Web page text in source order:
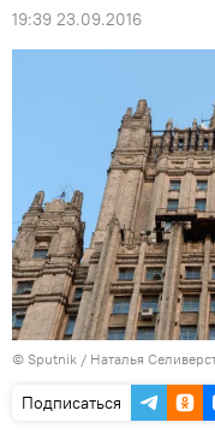
19:39 23.09.2016
© Sputnik / Наталья
Подписаться